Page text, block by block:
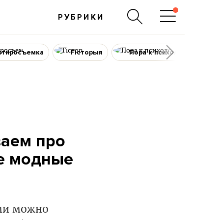
РУБРИКИ
Гісторыя Пора к психологу
про
модные
можно